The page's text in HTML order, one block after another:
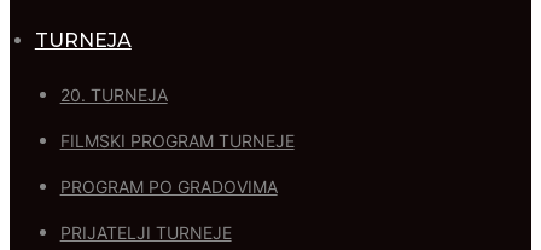
TURNEJA
20. TURNEJA
FILMSKI PROGRAM TURNEJE
PROGRAM PO GRADOVIMA
PRIJATELJI TURNEJE